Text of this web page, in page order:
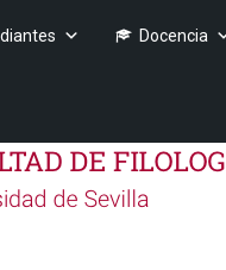
Docencia